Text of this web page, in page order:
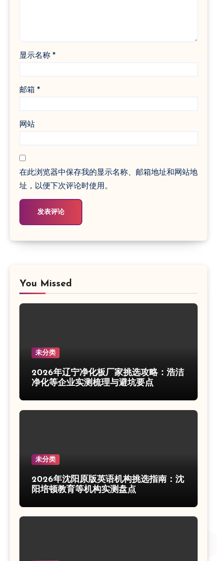
显示名称 *
邮箱 *
网站
在此浏览器中保存我的显示名称、邮箱地址和网站地
址，以便下次评论时使用。
You Missed
未分类
2026年辽宁净化板厂家挑选攻略：浩洁
净化等企业实测梳理与避坑要点
未分类
2026年沈阳原版英语机构挑选指南：沈
阳培顿教育等机构实测盘点